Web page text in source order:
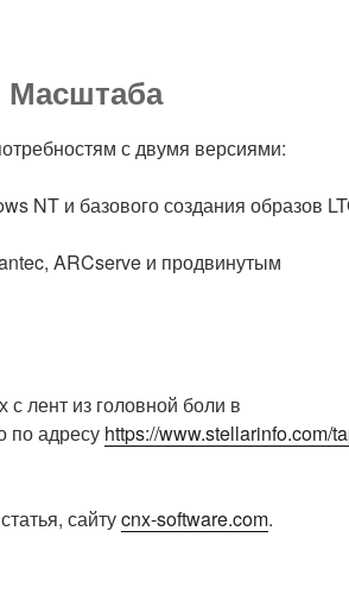
Масштаба
с двумя версиями:
NT и базового создания образов
ARCserve и продвинутым
лент из головной боли в
по адресу https://www.stellarinfo.com/
сайтуcnx-software.com.